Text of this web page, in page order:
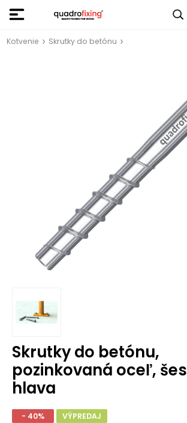
Kotvenie Skrutky do betónu
Skrutky do betónu,
pozinkovaná oceľ,
hlava
- 40% VÝPREDAJ